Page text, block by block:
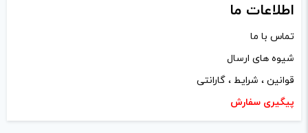
ذخیره نام، ایمیل و وبسایت من در مرورگر برای زمانی که دوباره
دیدگاهی می‌نویسم.
لازم است محتوای ارسالی منطبق برعرف و شئونات جامعه و با
اطلاعات ما
تماس با ما
شیوه های ارسال
قوانین ، شرایط ، گارانتی
پیگیری سفارش